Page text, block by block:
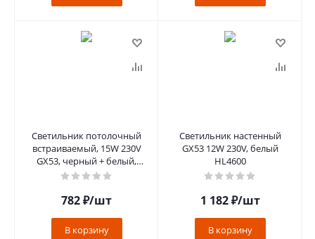
Светильник потолочный
встраиваемый, 15W 230V
GX53, черный + белый,
квадрат, без лампы, DL506
782₽/шт
В корзину
Светильник настенный
GX53 12W 230V, белый
HL4600
1 182₽/шт
В корзину